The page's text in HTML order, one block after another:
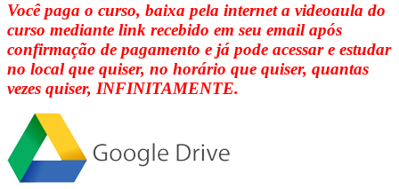
Você paga o curso, baixa pela internet a videoaula do
curso mediante link recebido em seu email após
confirmação de pagamento e já pode acessar e estudar
no local que quiser, no horário que quiser, quantas
vezes quiser, INFINITAMENTE.